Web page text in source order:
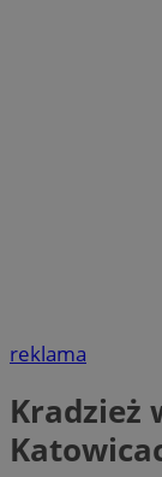
reklama
Kradzież